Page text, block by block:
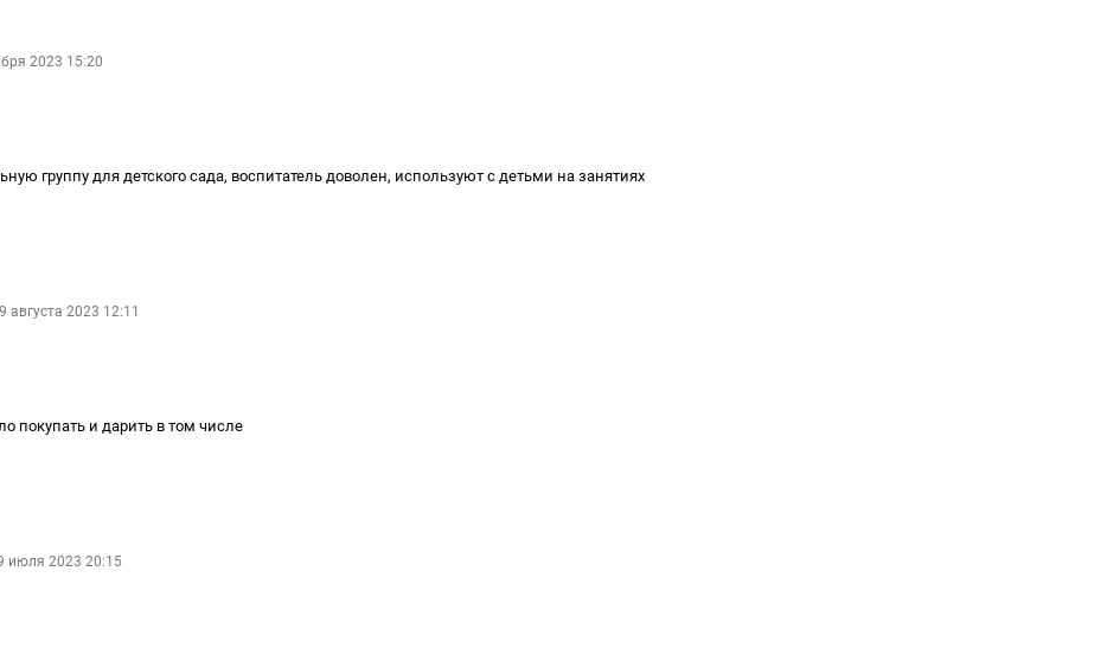
2023 15:20
группу для детского сада, воспитатель доволен, используют с детьми на занятиях
августа 2023 12:11
покупать и дарить в том числе
июля 2023 20:15